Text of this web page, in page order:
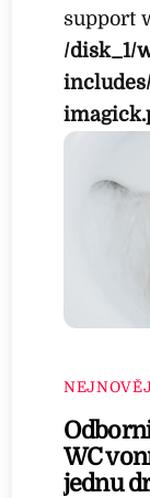
support
/disk_1/
WC
jednu